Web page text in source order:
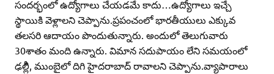
సందర్భంలో ఉద్యోగాలు చేయడమే కాదు…ఉద్యోగాలు ఇచ్చే
స్థాయికి వెళ్లాలని చెప్పాను.ప్రపంచంలో భారతీయులు ఎక్కువ
తలసరి ఆదాయం పొందుతున్నారు. అందులో తెలుగువారు
30శాతం మంది ఉన్నారు. విమాన సదుపాయం లేని సమయంలో
ఢల్లీి, ముంబైలో దిగి హైదరాబాద్‌ రావాలని చెప్పాను.వ్యాపారాలు